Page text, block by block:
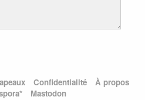
Confidentialité
À propos
Mastodon